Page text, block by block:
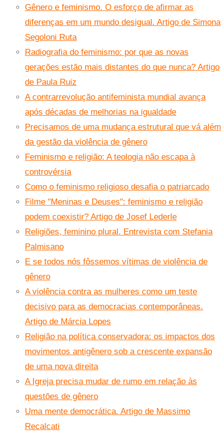
Gênero e feminismo. O esforço de afirmar as
diferenças em um mundo desigual. Artigo de Simona
Segoloni Ruta
Radiografia do feminismo: por que as novas
gerações estão mais distantes do que nunca? Artigo
de Paula Ruiz
A contrarrevolução antifeminista mundial avança
após décadas de melhorias na igualdade
Precisamos de uma mudança estrutural que vá além
da gestão da violência de gênero
Feminismo e religião: A teologia não escapa à
controvérsia
Como o feminismo religioso desafia o patriarcado
Filme "Meninas e Deuses": feminismo e religião
podem coexistir? Artigo de Josef Lederle
Religiões, feminino plural. Entrevista com Stefania
Palmisano
E se todos nós fôssemos vítimas de violência de
gênero
A violência contra as mulheres como um teste
decisivo para as democracias contemporâneas.
Artigo de Márcia Lopes
Religião na política conservadora: os impactos dos
movimentos antigênero sob a crescente expansão
de uma nova direita
A Igreja precisa mudar de rumo em relação às
questões de gênero
Uma mente democrática. Artigo de Massimo
Recalcati